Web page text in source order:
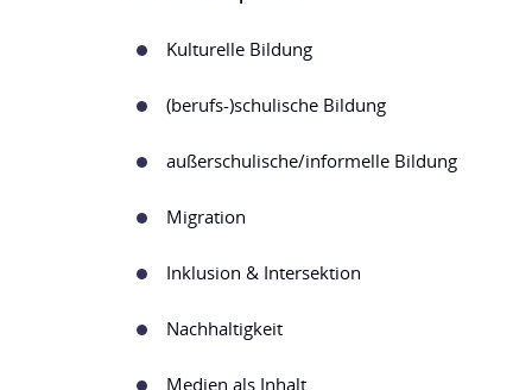
Kulturelle Bildung
(berufs-)schulische Bildung
außerschulische/informelle Bildung
Migration
Inklusion & Intersektion
Nachhaltigkeit
Medien als Inhalt